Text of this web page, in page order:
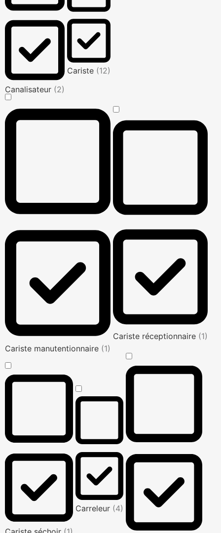
Canalisateur (2)
Cariste (12)
Cariste manutentionnaire (1)
Cariste réceptionnaire (1)
Carreleur (4)